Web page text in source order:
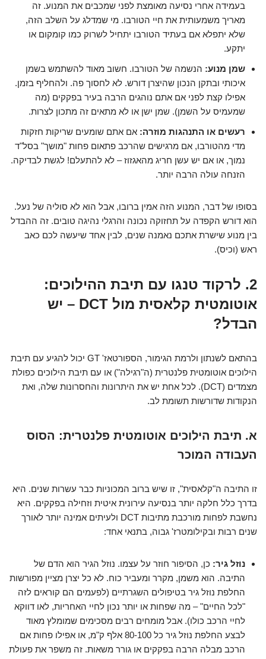
בעמידה אחרי נסיעה מאומצת לפני שמכבים את המנוע. זה
מאריך משמעותית את חיי הטורבו. מי שמדלג על השלב הזה,
שלא יתפלא אם בעתיד הטורבו יתחיל לשרוק כמו קומקום או
יתקע.
שמן מנוע: הנשמה של הטורבו. חשוב מאוד להשתמש בשמן
איכותי ובתקן הנכון שהיצרן דורש. לא לחסוך פה. ולהחליף בזמן.
אפילו קצת לפני אם אתם נוהגים הרבה בעיר בפקקים (מה
שמעמיס על השמן). שמן ישן או לא מתאים זה מתכון לצרות.
רעשים או התנהגות מוזרה: אם אתם שומעים שריקות חזקות
מדי מהטורבו, אם מרגישים שהרכב פתאום פחות "מושך" בסל"ד
נמוך, או אם יש עשן חריג מהאגזוז – לא להתעלם! לגשת לבדיקה.
הזנחה עולה הרבה יותר.
בסופו של דבר, המנוע הזה אמין ברובו, אבל הוא לא סוליה של נעל.
הוא דורש הקפדה על תחזוקה נכונה והרגלי נהיגה טובים. זה ההבדל
בין מנוע שישרת אתכם נאמנה שנים, לבין אחד שיעשה לכם כאב
ראש (וכיס).
2. לרקוד טנגו עם תיבת ההילוכים:
אוטומטית קלאסית מול DCT – יש
הבדל?
בהתאם לשנתון ולרמת הגימור, הספורטאז' GT יכול להגיע עם תיבת
הילוכים אוטומטית פלנטרית (ה"רגילה") או עם תיבת הילוכים כפולת
מצמדים (DCT). לכל אחת יש את היתרונות והחסרונות שלה, ואת
הנקודות שדורשות תשומת לב.
א. תיבת הילוכים אוטומטית פלנטרית: הסוס
העבודה המוכר
זו התיבה ה"קלאסית", זו שיש ברוב המכוניות כבר עשרות שנים. היא
בדרך כלל חלקה יותר בנסיעה עירונית איטית וזחילה בפקקים. היא
נחשבת לפחות מורכבת מתיבות DCT ולעיתים אמינה יותר לאורך
שנים רבות ובקילומטרז' גבוה, בתנאי אחד:
נוזל גיר: כן, הסיפור חוזר על עצמו. נוזל הגיר הוא הדם של
התיבה. הוא משמן, מקרר ומעביר כוח. לא כל יצרן מציין מפורשות
החלפת נוזל גיר בטיפולים השגרתיים (לפעמים הם קוראים לזה
"לכל החיים" – מה שפחות או יותר נכון לחיי האחריות, לאו דווקא
לחיי הרכב כולו). אבל מומחים רבים מסכימים שמומלץ מאוד
לבצע החלפת נוזל גיר כל 80-100 אלף ק"מ, או אפילו פחות אם
הרכב מבלה הרבה בפקקים או גורר משאות. זה משפר את פעולת